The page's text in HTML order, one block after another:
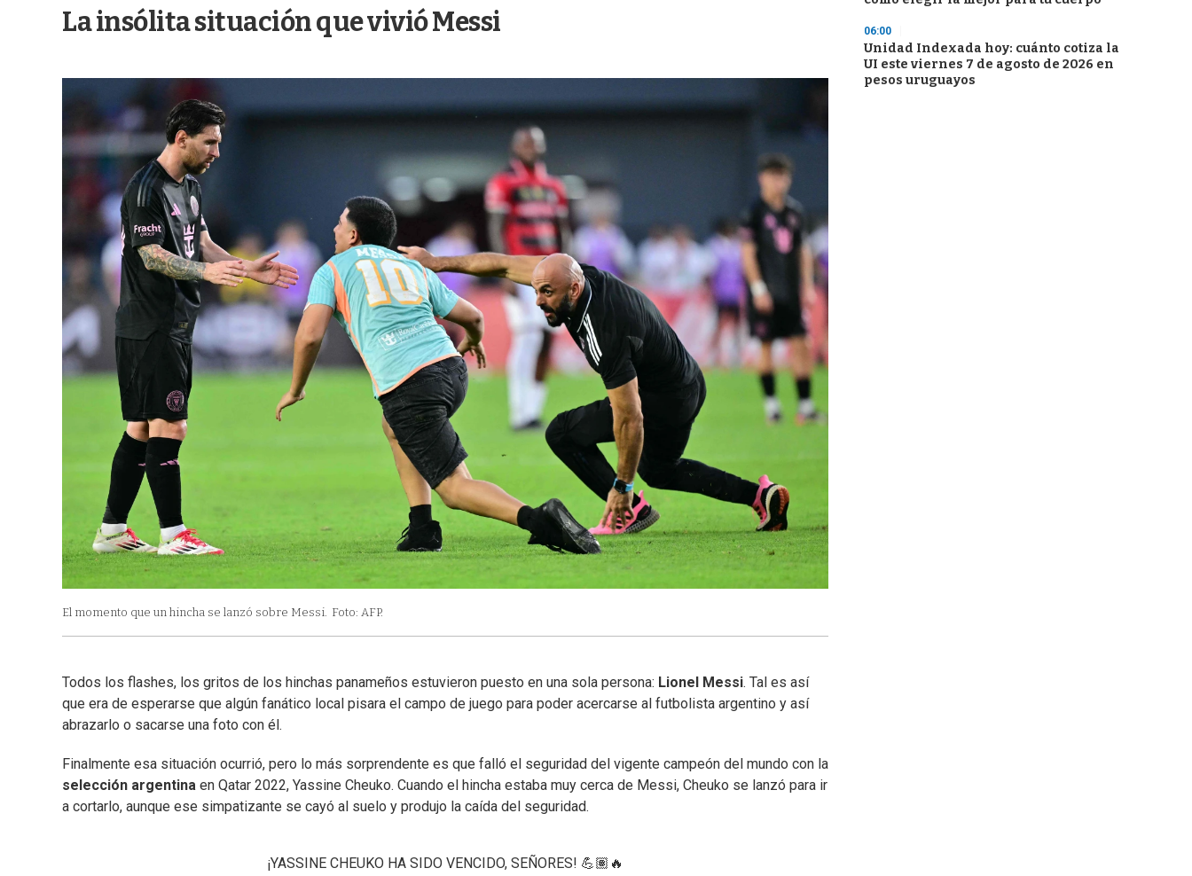
La insólita situación que vivió Messi
El momento que un hincha se lanzó sobre Messi. Foto: AFP.
Todos los flashes, los gritos de los hinchas panameños estuvieron puesto en una sola persona: Lionel Messi. Tal es así
que era de esperarse que algún fanático local pisara el campo de juego para poder acercarse al futbolista argentino y así
abrazarlo o sacarse una foto con él.
Finalmente esa situación ocurrió, pero lo más sorprendente es que falló el seguridad del vigente campeón del mundo con la
selección argentina en Qatar 2022, Yassine Cheuko. Cuando el hincha estaba muy cerca de Messi, Cheuko se lanzó para ir
a cortarlo, aunque ese simpatizante se cayó al suelo y produjo la caída del seguridad.
¡YASSINE CHEUKO HA SIDO VENCIDO, SEÑORES! 💪🏽🔥
06:00
Unidad Indexada hoy: cuánto cotiza la
UI este viernes 7 de agosto de 2026 en
pesos uruguayos